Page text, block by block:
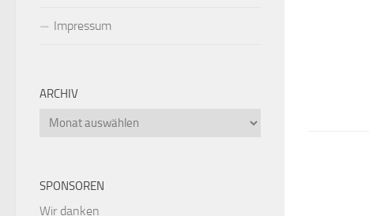
Impressum
ARCHIV
Archiv
SPONSOREN
Wir danken